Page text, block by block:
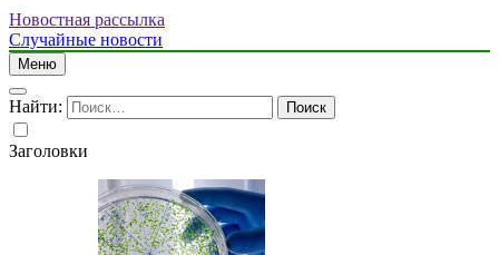
Новостная рассылка
Случайные новости
Меню
Найти:
Заголовки